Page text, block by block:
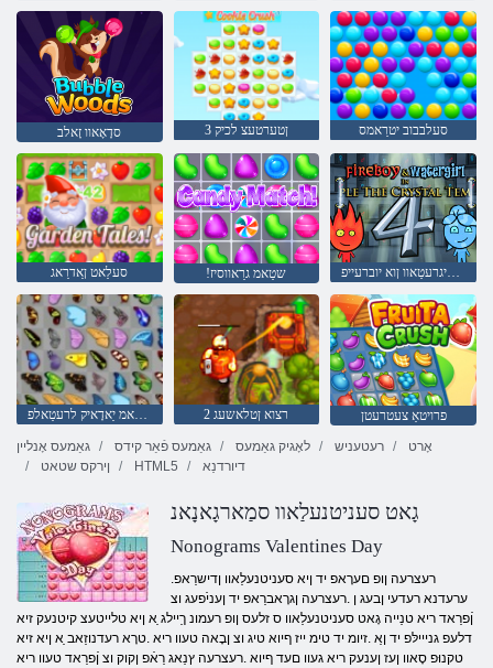
סדָאָאוו זָאלב 3 ןטערטעצ לכיק סעלבבוב יטרַאמס
סעלַאט ןַאדרַאג !שטַאמ גרַאווסיז שדקמה לַאטסירק יד ןיא :4 לריגרעטַאוו ןוא יוברעייפ
גנָאשזדהַאמ יַאדָאיק לרעטַאלפ 2 רצוא ןטלאשעג
פרויטאַ צעטרעטן
גאַמעס אָנליין
גאַמעס פֿאַר קידס לאָגיק גאַמעס רעטעניש
אָרט
ןירקס שטאט
HTML5 דיורדנַא
גָאט סעניטנעלַאוו סמַארגָאנָאנ
Nonograms Valentines Day
.רעצרעה ןופ םערָאפ יד ןיא סעניטנעלַאוו ןדישרַאפ
ערעדנא רעדעי ןבעג ן .רעצרעה ןגרָאברַאפ יד ןעניֿפעג וצ
ןֿפרַאד ריא טנַייה גָאט סעניטנעלַאוו ס זלעס ןופ רעמונ ךַיילג ַא ןיא טלייטעצ קיטנעק זיא
דלעפ גנייילּפ יד ןַא .זיומ יד טימ ייז ףיוא טיג וצ ןבָאה טעוו ריא .טרָא רעדנוזַאב ַא ןיא זיא
טקנוּפ סָאוו ןעז ןענעק ריא געוו םעד ףיוא .רעצרעה ץנַאג רַאֿפ ןקוק וצ ןֿפרַאד טעוו ריא